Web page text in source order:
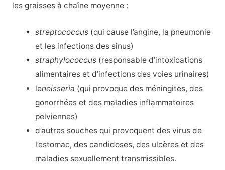
les graisses à chaîne moyenne :
streptococcus (qui cause l’angine, la pneumonie
et les infections des sinus)
straphylococcus (responsable d’intoxications
alimentaires et d’infections des voies urinaires)
leneisseria (qui provoque des méningites, des
gonorrhées et des maladies inflammatoires
pelviennes)
d’autres souches qui provoquent des virus de
l’estomac, des candidoses, des ulcères et des
maladies sexuellement transmissibles.